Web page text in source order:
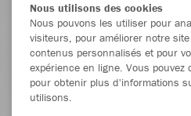
Nous utilisons des cookies
Nous pouvons les utiliser pour
visiteurs, pour améliorer notre
contenus personnalisés et pour
expérience en ligne. Vous pouvez
pour obtenir plus d'informations
utilisons.